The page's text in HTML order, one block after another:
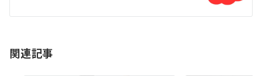
シ
ン
関連記事